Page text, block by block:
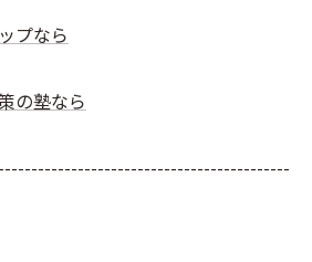
プなら
の塾なら